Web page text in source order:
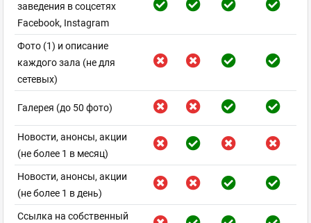
заведения в соцсетях
Facebook, Instagram
Фото (1) и описание
каждого зала (не для
сетевых)
Галерея (до 50 фото)
Новости, анонсы, акции
(не более 1 в месяц)
Новости, анонсы, акции
(не более 1 в день)
Ссылка на собственный